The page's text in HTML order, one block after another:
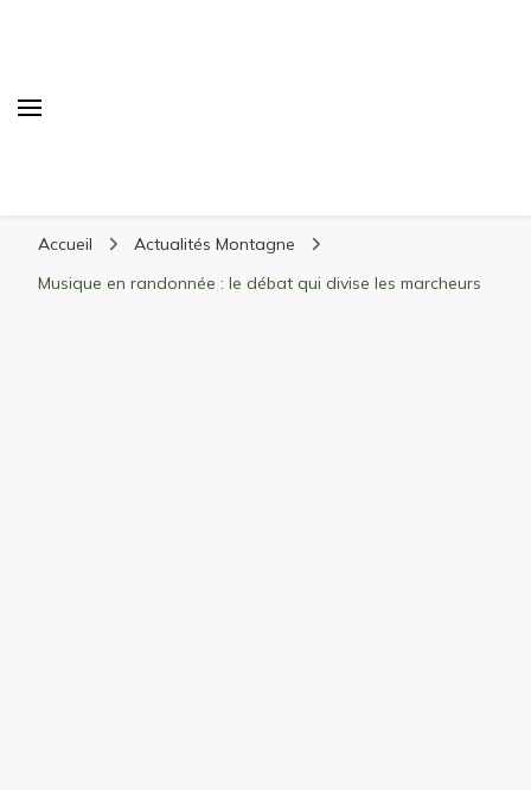
matériel, stations de ski
Accueil
Actualités Montagne
Musique en randonnée : le débat qui divise les marcheurs